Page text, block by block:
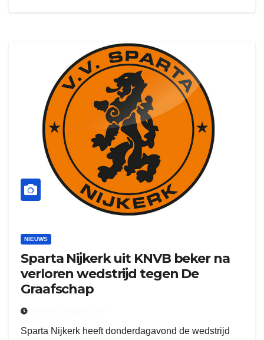
NIEUWS
Sparta Nijkerk uit KNVB beker na
verloren wedstrijd tegen De
Graafschap
Sparta Nijkerk heeft donderdagavond de wedstrijd